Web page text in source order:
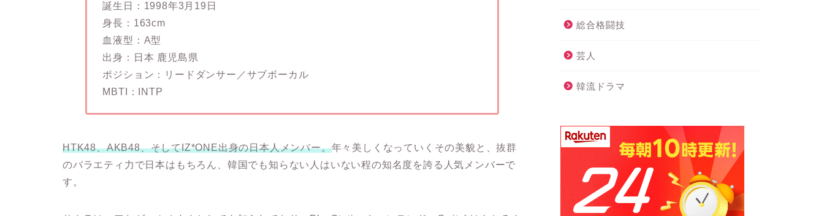
誕生日：1998年3月19日
身長：163cm
血液型：A型
出身：日本 鹿児島県
ポジション：リードダンサー／サブボーカル
MBTI：INTP
HTK48、AKB48、そしてIZ*ONE出身の日本人メンバー。年々美しくなっていくその美貌と、抜群
のバラエティ力で日本はもちろん、韓国でも知らない人はいない程の知名度を誇る人気メンバーで
す。
総合格闘技
芸人
韓流ドラマ